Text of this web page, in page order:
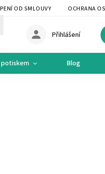
OD SMLOUVY OCHRANA
Přihlášení
potiskem Blog